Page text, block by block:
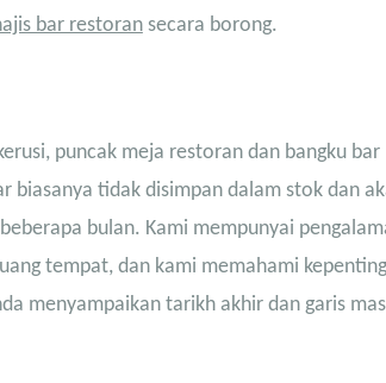
bar restoran secara borong.
puncak meja restoran dan bangku bar
biasanya tidak disimpan dalam stok dan
bulan. Kami mempunyai
tempat, dan kami memahami
menyampaikan tarikh akhir dan garis